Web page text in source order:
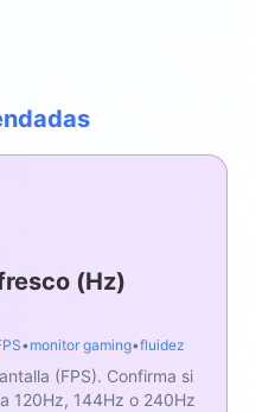
(Hz)
•monitor gaming•fluidez
(FPS). Confirma si
120Hz, 144Hz o 240Hz